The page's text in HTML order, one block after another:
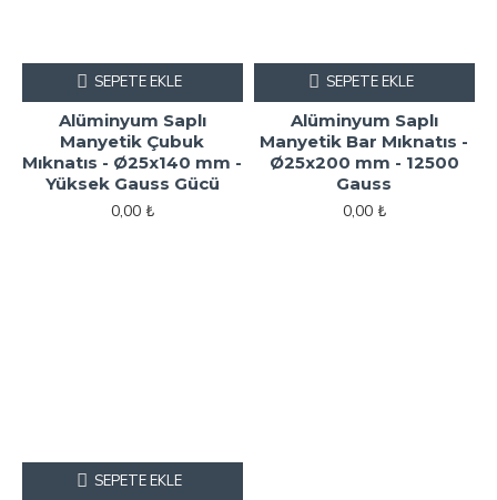
Alüminyum Saplı
Manyetik Çubuk
Mıknatıs - Ø25x140 mm -
Yüksek Gauss Gücü
0,00 ₺
SEPETE EKLE
Alüminyum Saplı
Manyetik Bar Mıknatıs -
Ø25x200 mm - 12500
Gauss
0,00 ₺
SEPETE EKLE
SEPETE EKLE